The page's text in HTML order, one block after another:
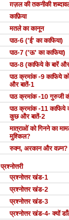
ग़ज़ल की तकनीकी
काफ़िया
मतले का कानून
पाठ-6 ('ई' का काफिया)
पाठ-7 ('ऊ' का काफिया)
पाठ-8 (काफिये के बारें
पाठ क्रमांक -9 काफिये
और बातें-1
पाठ क्रमांक -10 गुरुजी
पाठ क्रमांक -11 काफिये
कुछ और बातें-2
मात्राओं को गिनने का
मुश्किल?
रुक्न, अरकान और वज़्न?
प्रश्नोत्तरी
प्रश्नोत्तर खंड-1
प्रश्नोत्तर खंड-2
प्रश्नोत्तर खंड-3
प्रश्नोत्तर खंड-4- क्यों